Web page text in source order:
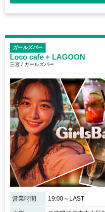
ガールズバー
Loco cafe + LAGOON
三宮 / ガールズバー
営業時間 19:00～LAST